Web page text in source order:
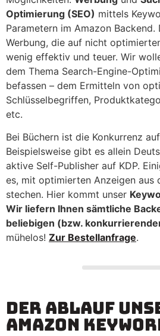
Optimierung (SEO) mittels
Parametern im Amazon Backend.
Werbung, die auf nicht
wenig effektiv und teuer. Wir
dem Thema Search-Engine-
befassen – dem Ermitteln von
Schlüsselbegriffen,
etc.
Bei Büchern ist die Konkurrenz
Beispielsweise gibt es allein
aktive Self-Publisher auf KDP.
es, mit optimierten Anzeigen aus
stechen. Hier kommt unser
Wir liefern Ihnen sämtliche
beliebigen (bzw.
mühelos! Zur Bestellanfrage.
Der Ablauf
Amazon